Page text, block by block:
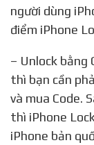
người dùng
điểm iPhone
– Unlock bằng Code: Khi chọn cách Unlock bằng Code
thì bạn cần
và mua Code.
thì iPhone
iPhone bản